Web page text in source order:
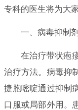
专科的医生将为大
一、病毒抑制
在治疗带状疱
治疗方法。病毒抑
捷胞嘧啶通过抑制
口服或局部外用。